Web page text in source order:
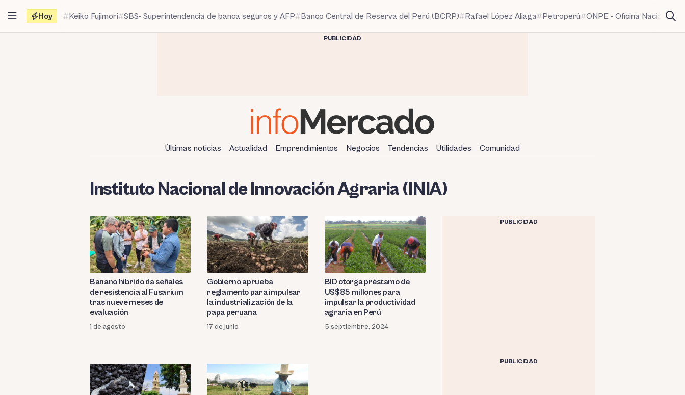
contenido
Hoy Keiko Fujimori SBS- Superintendencia de banca seguros y AFP Banco Central de Reserva del Perú (BCRP) Rafael López Aliaga Petroperú ONPE - Oficina Nacional
PUBLICIDAD
Últimas noticias Actualidad Emprendimientos Negocios Tendencias Utilidades Comunidad
Instituto Nacional de Innovación Agraria (INIA)
Banano híbrido da señales
de resistencia al Fusarium
tras nueve meses de
evaluación
1 de agosto
Gobierno aprueba
reglamento para impulsar
la industrialización de la
papa peruana
17 de junio
BID otorga préstamo de
US$85 millones para
impulsar la productividad
agraria en Perú
5 septiembre, 2024
PUBLICIDAD
PUBLICIDAD